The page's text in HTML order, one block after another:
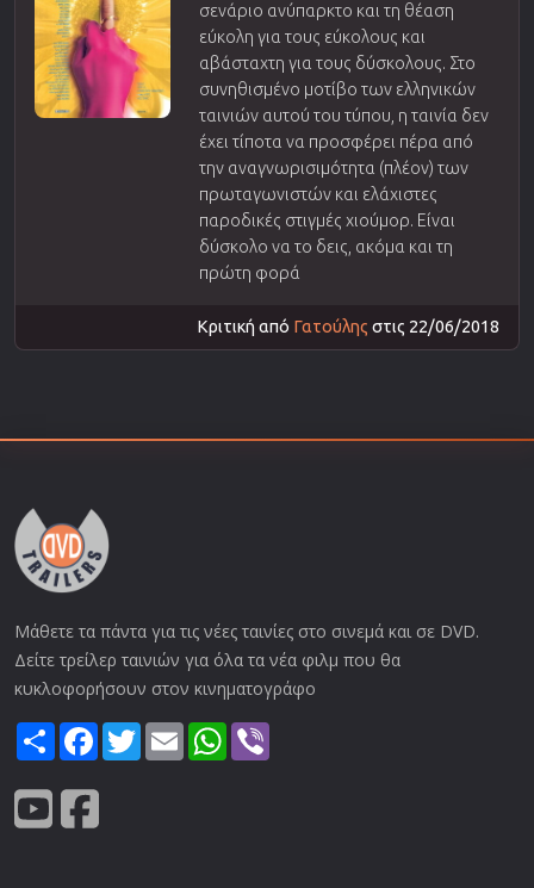
σενάριο ανύπαρκτο και τη θέαση
εύκολη για τους εύκολους και
αβάσταχτη για τους δύσκολους. Στο
συνηθισμένο μοτίβο των ελληνικών
ταινιών αυτού του τύπου, η ταινία δεν
έχει τίποτα να προσφέρει πέρα από
την αναγνωρισιμότητα (πλέον) των
πρωταγωνιστών και ελάχιστες
παροδικές στιγμές χιούμορ. Είναι
δύσκολο να το δεις, ακόμα και τη
πρώτη φορά
Κριτική από Γατούλης στις 22/06/2018
Μάθετε τα πάντα για τις νέες ταινίες στο σινεμά και σε DVD.
Δείτε τρείλερ ταινιών για όλα τα νέα φιλμ που θα
κυκλοφορήσουν στον κινηματογράφο
ShareFacebook
TwitterEmail WhatsApp